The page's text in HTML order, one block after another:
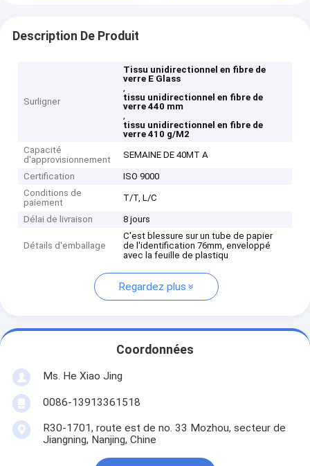
Description De Produit
Surligner
Tissu unidirectionnel en fibre de
verre E Glass
,
tissu unidirectionnel en fibre de
verre 440 mm
,
tissu unidirectionnel en fibre de
verre 410 g/M2
Capacité
d'approvisionnement
SEMAINE DE 40MT A
Certification
ISO 9000
Conditions de
paiement
T/T, L/C
Délai de livraison 8 jours
Détails d'emballage
C'est blessure sur un tube de papier
de l'identification 76mm, enveloppé
avec la feuille de plastiqu
Regardez plus
Coordonnées
Ms. He Xiao Jing
0086-13913361518
R30-1701, route est de no. 33 Mozhou, secteur de
Jiangning, Nanjing, Chine